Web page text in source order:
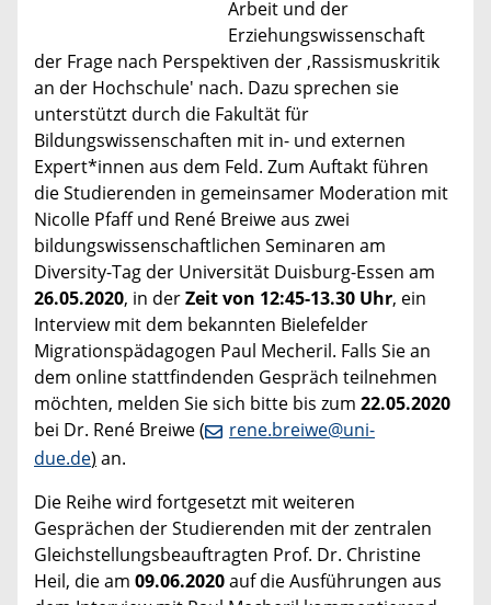
Arbeit und der
Erziehungswissenschaft
der Frage nach Perspektiven der ‚Rassismuskritik
an der Hochschule' nach. Dazu sprechen sie
unterstützt durch die Fakultät für
Bildungswissenschaften mit in- und externen
Expert*innen aus dem Feld. Zum Auftakt führen
die Studierenden in gemeinsamer Moderation mit
Nicolle Pfaff und René Breiwe aus zwei
bildungswissenschaftlichen Seminaren am
Diversity-Tag der Universität Duisburg-Essen am
26.05.2020, in derZeit von 12:45-13.30 Uhr, ein
Interview mit dem bekannten Bielefelder
Migrationspädagogen Paul Mecheril. Falls Sie an
dem online stattfindenden Gespräch teilnehmen
möchten, melden Sie sich bitte bis zum 22.05.2020
bei Dr. René Breiwe (
rene.breiwe@uni-
due.de) an.
Die Reihe wird fortgesetzt mit weiteren
Gesprächen der Studierenden mit der zentralen
Gleichstellungsbeauftragten Prof. Dr. Christine
Heil, die am 09.06.2020auf die Ausführungen aus